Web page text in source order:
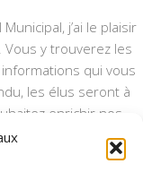
j’ai le plaisir
y trouverez les
qui vous
les élus seront à
enrichir nos
du bulletin